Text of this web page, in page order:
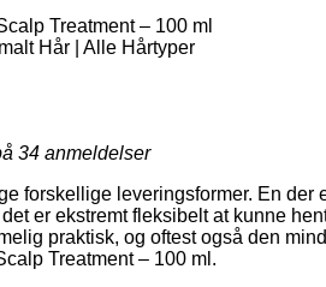
Treatment – 100 ml
Hår | Alle Hårtyper
34 anmeldelser
forskellige leveringsformer. En der
er ekstremt fleksibelt at kunne
praktisk, og oftest også den
Treatment – 100 ml.